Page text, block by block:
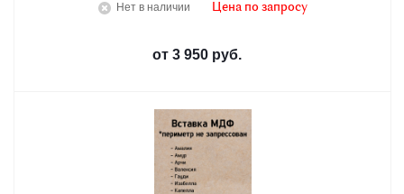
Нет в наличии Цена по запросу
от 3 950 руб.